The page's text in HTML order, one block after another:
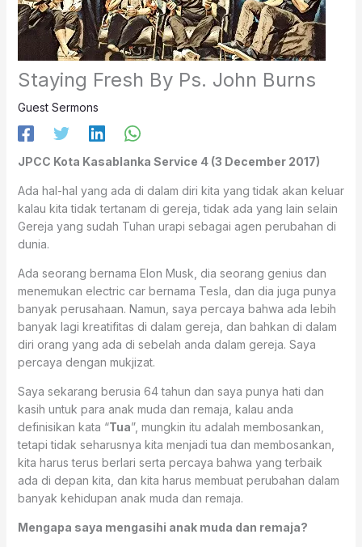
Staying Fresh By Ps. John Burns
Guest Sermons
JPCC Kota Kasablanka Service 4 (3 December 2017)
Ada hal-hal yang ada di dalam diri kita yang tidak akan keluar
kalau kita tidak tertanam di gereja, tidak ada yang lain selain
Gereja yang sudah Tuhan urapi sebagai agen perubahan di
dunia.
Ada seorang bernama Elon Musk, dia seorang genius dan
menemukan electric car bernama Tesla, dan dia juga punya
banyak perusahaan. Namun, saya percaya bahwa ada lebih
banyak lagi kreatifitas di dalam gereja, dan bahkan di dalam
diri orang yang ada di sebelah anda dalam gereja. Saya
percaya dengan mukjizat.
Saya sekarang berusia 64 tahun dan saya punya hati dan
kasih untuk para anak muda dan remaja, kalau anda
definisikan kata “Tua”, mungkin itu adalah membosankan,
tetapi tidak seharusnya kita menjadi tua dan membosankan,
kita harus terus berlari serta percaya bahwa yang terbaik
ada di depan kita, dan kita harus membuat perubahan dalam
banyak kehidupan anak muda dan remaja.
Mengapa saya mengasihi anak muda dan remaja?